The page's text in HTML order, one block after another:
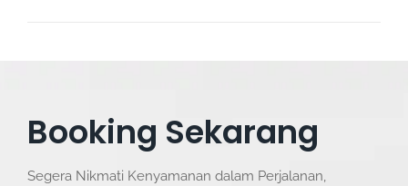
Booking Sekarang
Segera Nikmati Kenyamanan dalam Perjalanan,